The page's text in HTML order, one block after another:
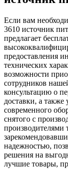
Если вам
3610 источник
предлагает
предоставления
технических
возможности
сотрудников
консультацию о
доставки, а также
современного
снятого с
производителями
надежностью,
решения на
лучшие товары,